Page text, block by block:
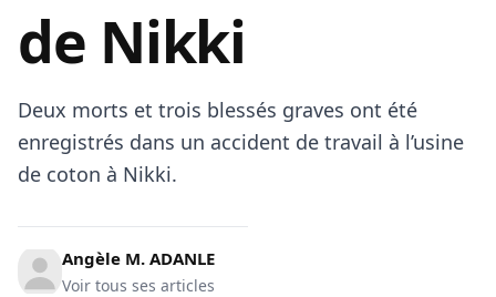
de Nikki
Deux morts et trois blessés graves ont été
enregistrés dans un accident de travail à l’usine
de coton à Nikki.
Angèle M. ADANLE
Voir tous ses articles